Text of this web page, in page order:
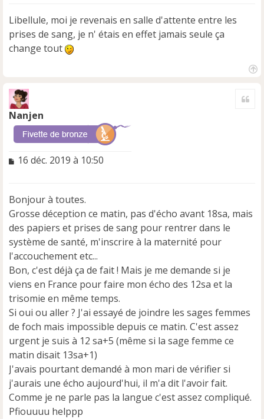
s
a
g
e
l
u
Libellule, moi je revenais en salle d'attente entre les
prises de sang, je n' étais en effet jamais seule ça
change tout
Nanjen
M
a
g
e
n
o
n
l
u
16 déc. 2019 à 10:50
Bonjour à toutes.
Grosse déception ce matin, pas d'écho avant 18sa, mais
des papiers et prises de sang pour rentrer dans le
système de santé, m'inscrire à la maternité pour
l'accouchement etc...
Bon, c'est déjà ça de fait ! Mais je me demande si je
viens en France pour faire mon écho des 12sa et la
trisomie en même temps.
Si oui ou aller ? J'ai essayé de joindre les sages femmes
de foch mais impossible depuis ce matin. C'est assez
urgent je suis à 12 sa+5 (même si la sage femme ce
matin disait 13sa+1)
J'avais pourtant demandé à mon mari de vérifier si
j'aurais une écho aujourd'hui, il m'a dit l'avoir fait.
Comme je ne parle pas la langue c'est assez compliqué.
Pfiouuuu helppp